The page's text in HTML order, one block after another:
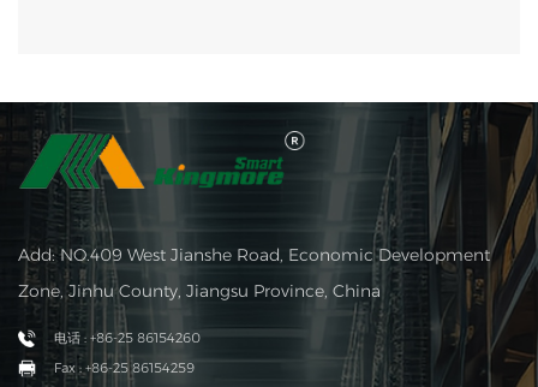
Add: NO.409 West Jianshe Road, Economic Development
Zone, Jinhu County, Jiangsu Province, China
电话 : +86-25 86154260
Fax : +86-25 86154259